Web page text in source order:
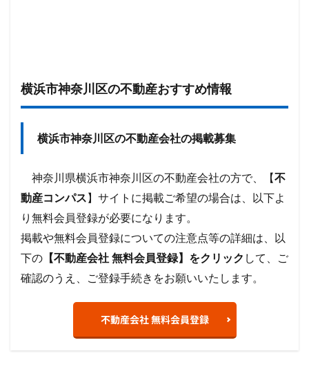
横浜市神奈川区の不動産おすすめ情報
横浜市神奈川区の不動産会社の掲載募集
神奈川県横浜市神奈川区の不動産会社の方で、【不
動産コンパス 】サイトに掲載ご希望の場合は、以下よ
り無料会員登録が必要になります。
掲載や無料会員登録についての注意点等の詳細は、以
下の 【不動産会社 無料会員登録】をクリック して、ご
確認のうえ、ご登録手続きをお願いいたします。
不動産会社 無料会員登録